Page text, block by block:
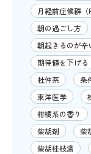
月経前症候群（
朝の過ごし方
朝起きるのが辛
期待値を下げる
杜仲茶
条
東洋医学
柑橘系の香り
柴胡剤
柴
柴胡桂枝湯